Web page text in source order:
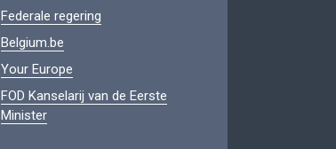
Federale regering
Belgium.be
Your Europe
FOD Kanselarij van de Eerste
Minister